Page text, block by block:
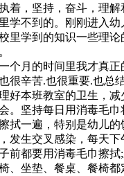
着，坚持，奋斗，理
学不到的。刚刚进入
里学到的知识一些理
个月的时间里我才真正
很辛苦.也很重要.也总
好本班教室的卫生，
。坚持每日用消毒毛巾
拭一遍，特别是幼儿
发生交叉感染，每天
子前都要用消毒毛巾擦
、坐垫、餐桌、餐椅都